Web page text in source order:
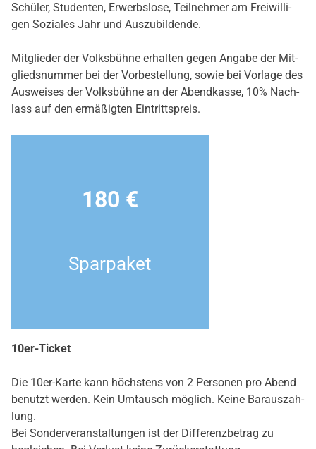
Schü­ler, Stu­den­ten, Erwerbs­lo­se, Teil­neh­mer am Frei­wil­li­
gen Sozia­les Jahr und Aus­zu­bil­den­de.
Mit­glie­der der Volks­büh­ne erhal­ten gegen Anga­be der Mit­
glieds­num­mer bei der Vor­be­stel­lung, sowie bei Vor­la­ge des
Aus­wei­ses der Volks­büh­ne an der Abend­kas­se, 10% Nach­
lass auf den ermä­ßig­ten Ein­tritts­preis.
180 €
Spar­pa­ket
10er-Ticket
Die 10er-Kar­te kann höchs­tens von 2 Per­so­nen pro Abend
benutzt wer­den. Kein Umtausch mög­lich. Kei­ne Bar­aus­zah­
lung.
Bei Son­der­ver­an­stal­tun­gen ist der Dif­fe­renz­be­trag zu